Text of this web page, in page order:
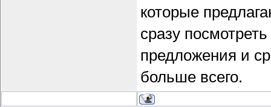
которые
сразу
предложения и
больше всего.